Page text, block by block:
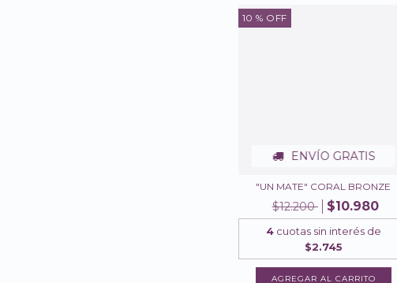
10 % OFF
ENVÍO GRATIS
"UN MATE" CORAL BRONZE
$12.200 $10.980
4cuotas sin interés de
$2.745